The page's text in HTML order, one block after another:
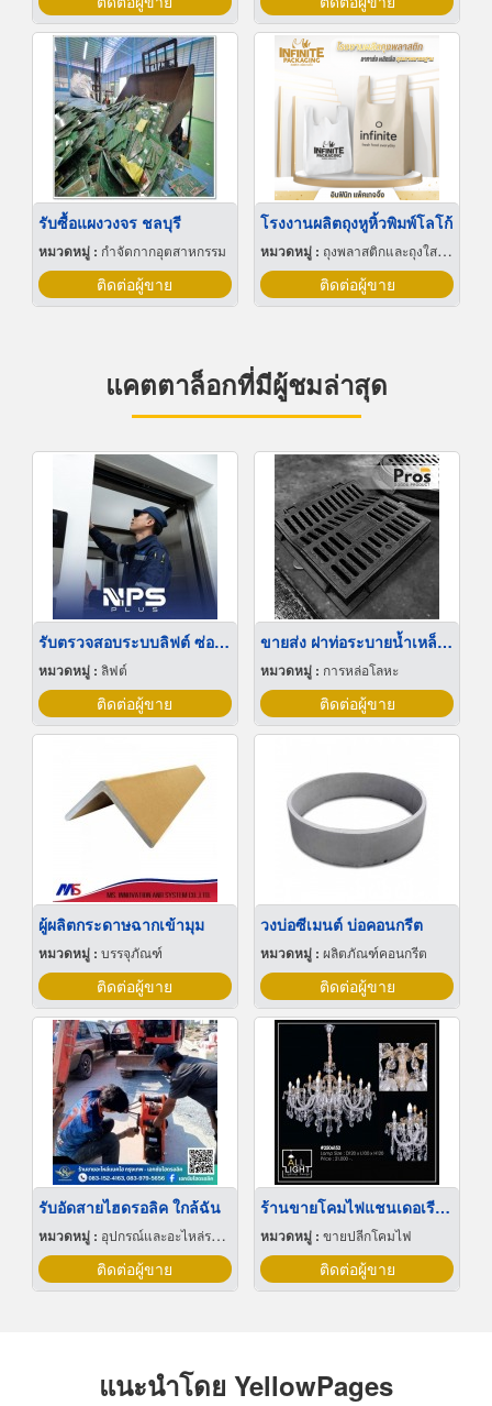
รับซื้อแผงวงจร ชลบุรี
หมวดหมู่ : กำจัดกากอุตสาหกรรม
ติดต่อผู้ขาย
โรงงานผลิตถุงหูหิ้วพิมพ์โลโก้
หมวดหมู่ : ถุงพลาสติกและถุงใสโปร่ง
ติดต่อผู้ขาย
แคตตาล็อกที่มีผู้ชมล่าสุด
รับตรวจสอบระบบลิฟต์ ซ่อมบำรุงรักษา Maintenance
หมวดหมู่ : ลิฟต์
ติดต่อผู้ขาย
ขายส่ง ฝาท่อระบายน้ำเหล็กหล่อ
หมวดหมู่ : การหล่อโลหะ
ติดต่อผู้ขาย
ผู้ผลิตกระดาษฉากเข้ามุม
หมวดหมู่ : บรรจุภัณฑ์
ติดต่อผู้ขาย
วงบ่อซีเมนต์ บ่อคอนกรีต
หมวดหมู่ : ผลิตภัณฑ์คอนกรีต
ติดต่อผู้ขาย
รับอัดสายไฮดรอลิค ใกล้ฉัน
หมวดหมู่ : อุปกรณ์และอะไหล่รถแทรกเตอร์
ติดต่อผู้ขาย
ร้านขายโคมไฟแชนเดอเรีย ราคาส่ง
หมวดหมู่ : ขายปลีกโคมไฟ
ติดต่อผู้ขาย
แนะนำโดย YellowPages